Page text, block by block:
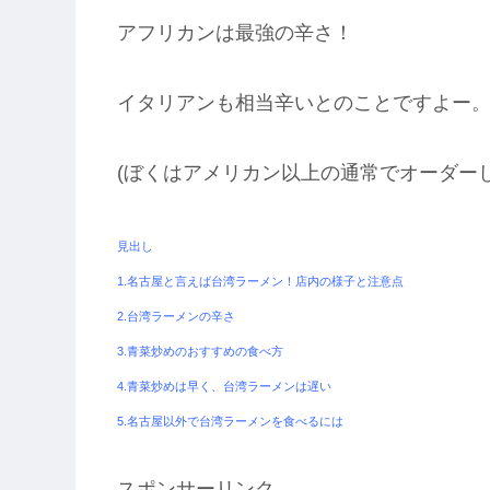
アフリカンは最強の辛さ！
イタリアンも相当辛いとのことですよー。
(ぼくはアメリカン以上の通常でオーダー
見出し
1.名古屋と言えば台湾ラーメン！店内の様子と注意点
2.台湾ラーメンの辛さ
3.青菜炒めのおすすめの食べ方
4.青菜炒めは早く、台湾ラーメンは遅い
5.名古屋以外で台湾ラーメンを食べるには